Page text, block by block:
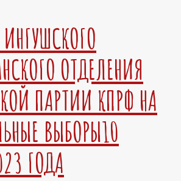
ОТДЕЛЕНИЯ
ПАРТИИ КПРФ НА
ВЫБОРЫ10
ГОДА